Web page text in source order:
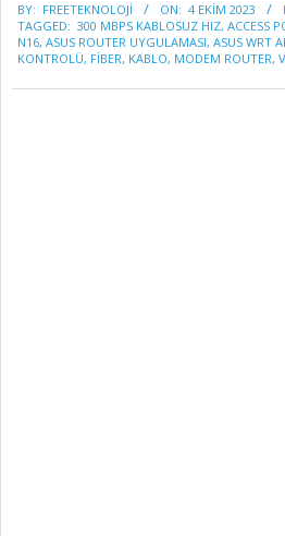
10-
04
BY: FREETEKNOLOJI ON: 4 EKIM 2023
TAGGED: 300 MBPS KABLOSUZ HIZ, ACCESS
N16, ASUS ROUTER UYGULAMASI, ASUS WRT
KONTROLÜ, FIBER, KABLO, MODEM ROUTER,